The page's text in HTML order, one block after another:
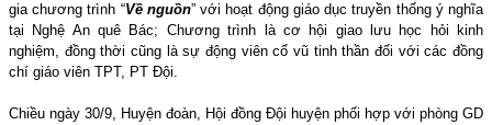
gia chương trình “Về nguồn” với hoạt động giáo dục truyền thống ý nghĩa
tại Nghệ An quê Bác; Chương trình là cơ hội giao lưu học hỏi kinh
nghiệm, đồng thời cũng là sự động viên cổ vũ tinh thần đối với các đồng
chí giáo viên TPT, PT Đội.
Chiều ngày 30/9, Huyện đoàn, Hội đồng Đội huyện phối hợp với phòng GD